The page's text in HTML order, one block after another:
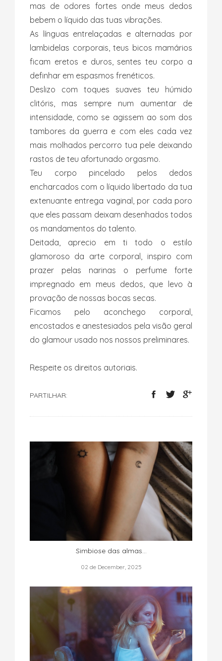
mas de odores fortes onde meus dedos
bebem o líquido das tuas vibrações.
As línguas entrelaçadas e alternadas por
lambidelas corporais, teus bicos mamários
ficam eretos e duros, sentes teu corpo a
definhar em espasmos frenéticos.
Deslizo com toques suaves teu húmido
clitóris, mas sempre num aumentar de
intensidade, como se agissem ao som dos
tambores da guerra e com eles cada vez
mais molhados percorro tua pele deixando
rastos de teu afortunado orgasmo.
Teu corpo pincelado pelos dedos
encharcados com o líquido libertado da tua
extenuante entrega vaginal, por cada poro
que eles passam deixam desenhados todos
os mandamentos do talento.
Deitada, aprecio em ti todo o estilo
glamoroso da arte corporal, inspiro com
prazer pelas narinas o perfume forte
impregnado em meus dedos, que levo à
provação de nossas bocas secas.
Ficamos pelo aconchego corporal,
encostados e anestesiados pela visão geral
do glamour usado nos nossos preliminares.
Respeite os direitos autoriais.
PARTILHAR:
Simbiose das almas...
02 de December, 2025